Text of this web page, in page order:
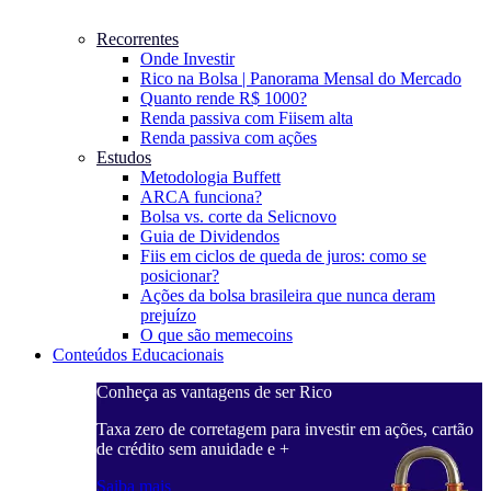
Recorrentes
Onde Investir
Rico na Bolsa | Panorama Mensal do Mercado
Quanto rende R$ 1000?
Renda passiva com Fiisem alta
Renda passiva com ações
Estudos
Metodologia Buffett
ARCA funciona?
Bolsa vs. corte da Selicnovo
Guia de Dividendos
Fiis em ciclos de queda de juros: como se
posicionar?
Ações da bolsa brasileira que nunca deram
prejuízo
O que são memecoins
Conteúdos Educacionais
Conheça as vantagens de ser Rico
Taxa zero de corretagem para investir em ações, cartão
de crédito sem anuidade e +
Saiba mais